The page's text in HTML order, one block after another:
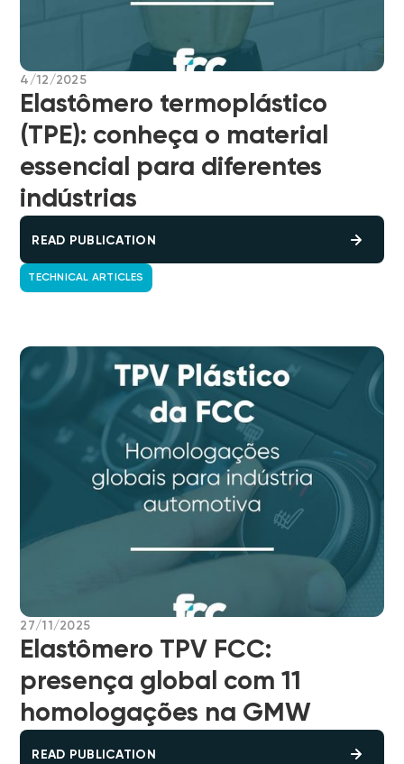
4/12/2025
Elastômero termoplástico
(TPE): conheça o material
essencial para diferentes
indústrias
READ PUBLICATION
TECHNICAL ARTICLES
27/11/2025
Elastômero TPV FCC:
presença global com 11
homologações na GMW
READ PUBLICATION